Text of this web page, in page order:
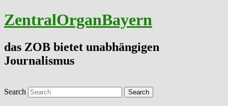
ZentralOrganBayern
das ZOB bietet unabhängigen
Journalismus
Search